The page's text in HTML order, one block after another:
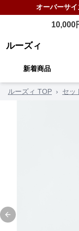
オーバーサ
10,000
ルーズィ
新着商品
ルーズィ TOP › セッ
Previous slide